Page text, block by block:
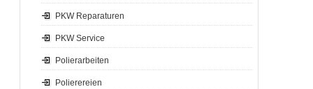
PKW Reparaturen
PKW Service
Polierarbeiten
Polierereien